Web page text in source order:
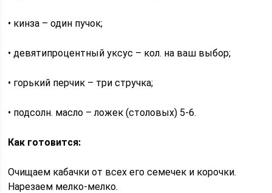
• кинза – один пучок;
• девятипроцентный уксус – кол. на ваш выбор;
• горький перчик – три стручка;
• подсолн. масло – ложек (столовых) 5-6.
Как готовится:
Очищаем кабачки от всех его семечек и корочки.
Нарезаем мелко-мелко.